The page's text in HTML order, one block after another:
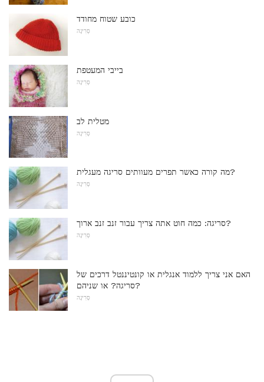
כובע שטוח מחודד
סְרִיגָה
בייבי המעטפת
סְרִיגָה
מטלית לב
סְרִיגָה
מה קורה כאשר תפרים מעוותים סריגה מעגלית?
סְרִיגָה
סריגה: כמה חוט אתה צריך עבור זנב זנב ארוך?
סְרִיגָה
האם אני צריך ללמוד אנגלית או קונטיננטל דרכים של
סריגה? או שניהם?
סְרִיגָה